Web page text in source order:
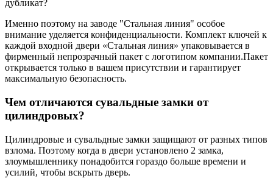
дубликат?
Именно поэтому на заводе "Стальная линия" особое
внимание уделяется конфиденциальности. Комплект ключей к
каждой входной двери «Стальная линия» упаковывается в
фирменный непрозрачный пакет с логотипом компании.Пакет
открывается только в вашем присутствии и гарантирует
максимальную безопасность.
Чем отличаются сувальдные замки от
цилиндровых?
Цилиндровые и сувальдные замки защищают от разных типов
взлома. Поэтому когда в двери установлено 2 замка,
злоумышленнику понадобится гораздо больше времени и
усилий, чтобы вскрыть дверь.